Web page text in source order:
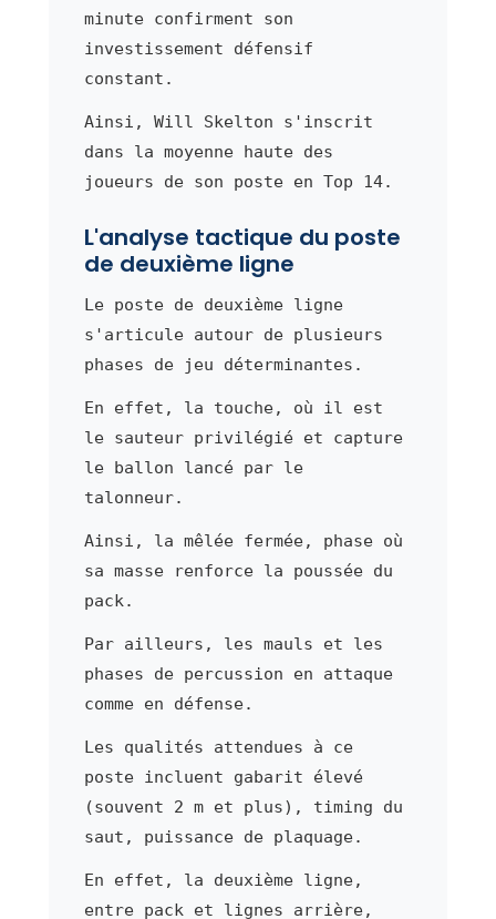
minute confirment son
investissement défensif
constant.
Ainsi, Will Skelton s'inscrit
dans la moyenne haute des
joueurs de son poste en Top 14.
L'analyse tactique du poste
de deuxième ligne
Le poste de deuxième ligne
s'articule autour de plusieurs
phases de jeu déterminantes.
En effet, la touche, où il est
le sauteur privilégié et capture
le ballon lancé par le
talonneur.
Ainsi, la mêlée fermée, phase où
sa masse renforce la poussée du
pack.
Par ailleurs, les mauls et les
phases de percussion en attaque
comme en défense.
Les qualités attendues à ce
poste incluent gabarit élevé
(souvent 2 m et plus), timing du
saut, puissance de plaquage.
En effet, la deuxième ligne,
entre pack et lignes arrière,